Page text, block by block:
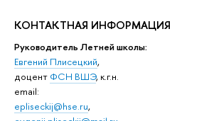
КОНТАКТНАЯ ИНФОРМАЦИЯ
Руководитель Летней школы:
Евгений Плисецкий,
доцент ФСН ВШЭ, к.г.н.
email:
epliseckij@hse.ru,